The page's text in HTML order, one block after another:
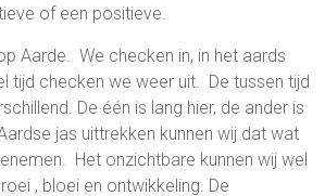
of een positieve.
Aarde. We checken in, in het aards
tijd checken we weer uit. De tussen tijd
De één is lang hier, de ander is
jas uittrekken kunnen wij dat wat
Het onzichtbare kunnen wij wel
, bloei en ontwikkeling. De